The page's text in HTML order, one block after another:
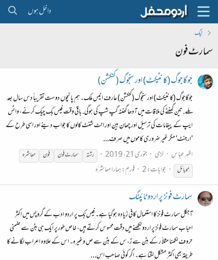
داخل ہوں
ٹیگ
سمارٹ فون
جوگاجوگ (کا نٹیکٹ) اور سنجوگ (کنکشن)
جوگاجوگ (کا نٹیکٹ) اور سنجوگ (کنکشن) عارف انیس ملک۔ ہم پانچوں دوست تقریباً دس سال بعد
ملے. تین گھنٹے کی ملاقات میں آدھا گھنٹہ گپ شپ کی ہوگی. باقی وقت فیس بک چیک کرنے، واٹس
ایپ کے پیغامات کی ترسیل اور چھان بین اور انٹ شنٹ کالوں کا جواب دینے اور اسی طرح کے
'ارجنٹ' مگر غیر ضروری کاموں میں صرف...
اظہرعباس
لڑی جنوری 21، 2019 رشتہ سمارٹفون فون
معاشرہ
موبائل
جوابات: 2 فورم:ہمارا معاشرہ
سمارٹ فونز پر اردو ٹائپنگ
آجکل سمارٹ فونز کا استعمال کافی زیادہ ہوگیا ہے۔ فیس بُک پر اردو ادب کے گروپس میں اکثر
احباب سمارٹ فونز پر اردو لکھنے میں دقت محسوس کرتے ہیں، خاص طور پر ایک ہی بٹن سے ضمنی
حروف لکھنا مثلاً ر کے بٹن سے ڑ، س کے بٹن سے ص وغیرہ۔ اس کے علاوہ اعراب لگانے کا
طریقہ بھی اکثر مشکل لگتا ہے۔ اگر کوئی صاحب اس...